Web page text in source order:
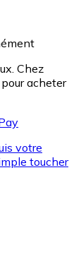
Chez
acheter
votre
toucher